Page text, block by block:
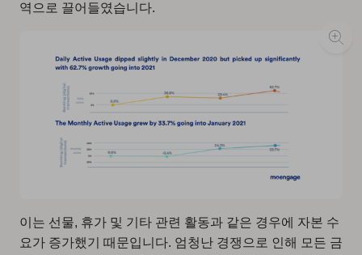
역으로 끌어들였습니다.
이는 선물, 휴가 및 기타 관련 활동과 같은 경우에 자본 수
요가 증가했기 때문입니다. 엄청난 경쟁으로 인해 모든 금